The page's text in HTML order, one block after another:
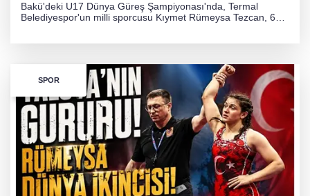
Bakü'deki U17 Dünya Güreş Şampiyonası'nda, Termal
Belediyespor'un milli sporcusu Kıymet Rümeysa Tezcan, 69
SPOR